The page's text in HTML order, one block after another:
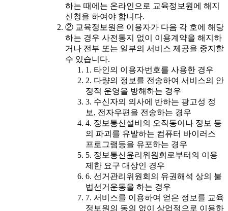
하는 때에는 온라인으로 교육정보원에 해지
신청을 하여야 합니다.
② 교육정보원은 이용자가 다음 각 호에 해당
하는 경우 사전통지 없이 이용계약을 해지하
거나 전부 또는 일부의 서비스 제공을 중지할
수 있습니다.
1. 타인의 이용자번호를 사용한 경우
2. 다량의 정보를 전송하여 서비스의 안
정적 운영을 방해하는 경우
3. 수신자의 의사에 반하는 광고성 정
보, 전자우편을 전송하는 경우
4. 정보통신설비의 오작동이나 정보 등
의 파괴를 유발하는 컴퓨터 바이러스
프로그램등을 유포하는 경우
5. 정보통신윤리위원회로부터의 이용
제한 요구 대상인 경우
6. 선거관리위원회의 유권해석 상의 불
법선거운동을 하는 경우
7. 서비스를 이용하여 얻은 정보를 교육
정보원의 동의 없이 상업적으로 이용하